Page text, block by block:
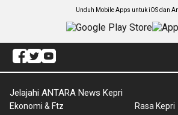
Unduh Mobile Apps untuk iOS dan
Jelajahi ANTARA News Kepri
Ekonomi & Ftz
Rasa Kepri